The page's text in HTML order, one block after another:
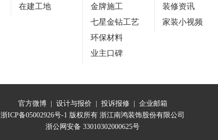
在建工地
金牌施工
七星金钻工艺
环保材料
业主口碑
装修资讯
家装小视频
官方微博 设计与报价 投诉报修
企业邮箱
浙ICP备05002926号-1 版权所有 浙江南鸿装饰股份有限公司
浙公网安备 33010302000625号